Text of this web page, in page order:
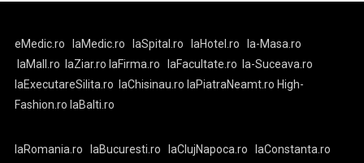
eMedic.ro laMedic.ro laSpital.ro laHotel.ro
la-Masa.ro
laMall.ro
laZiar.ro laFirma.ro laFacultate.ro
la-Suceava.ro
laExecutareSilita.ro
laChisinau.ro laPiatraNeamt.ro High-
Fashion.ro laBalti.ro
laRomania.ro laBucuresti.ro laClujNapoca.ro laConstanta.ro